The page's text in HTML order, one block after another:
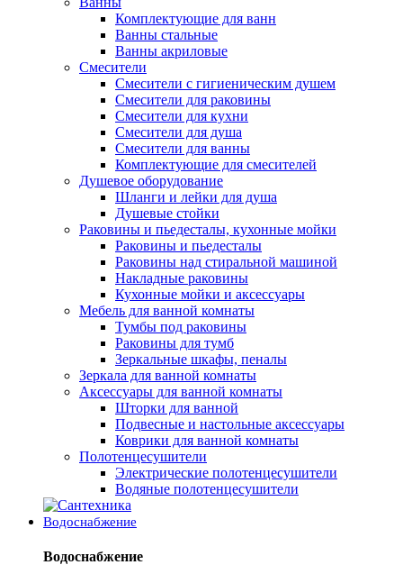
Комплектующие для ванн
Ванны стальные
Ванны акриловые
Смесители
Смесители с гигиеническим душем
Смесители для раковины
Смесители для кухни
Смесители для душа
Смесители для ванны
Комплектующие для смесителей
Душевое оборудование
Шланги и лейки для душа
Душевые стойки
Раковины и пьедесталы, кухонные мойки
Раковины и пьедесталы
Раковины над стиральной машиной
Накладные раковины
Кухонные мойки и аксессуары
Мебель для ванной комнаты
Тумбы под раковины
Раковины для тумб
Зеркальные шкафы, пеналы
Зеркала для ванной комнаты
Аксессуары для ванной комнаты
Шторки для ванной
Подвесные и настольные аксессуары
Коврики для ванной комнаты
Полотенцесушители
Электрические полотенцесушители
Водяные полотенцесушители
Водоснабжение
Водоснабжение